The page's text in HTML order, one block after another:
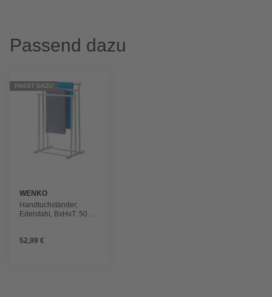
Passend dazu
PASST DAZU
WENKO
Handtuchständer,
Edelstahl, BxHxT: 50 x
52,99 €